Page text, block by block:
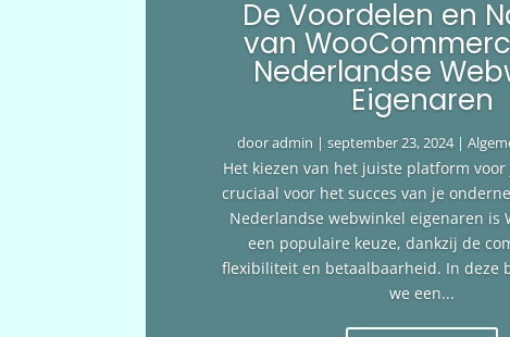
De Voordelen en
van
Nederlandse
Eigenaren
dooradmin |september 23, 2024|
Het kiezen van het juiste platform
cruciaal voor het succes van je
Nederlandse webwinkel eigenaren is
een populaire keuze, dankzij de
flexibiliteit en betaalbaarheid. In deze
we een...